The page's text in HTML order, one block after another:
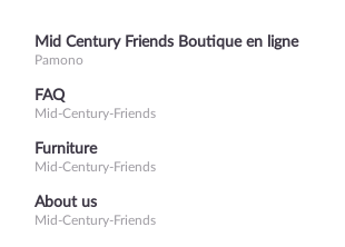
Mid Century Friends Boutique en ligne
Pamono
FAQ
Mid-Century-Friends
Furniture
Mid-Century-Friends
About us
Mid-Century-Friends